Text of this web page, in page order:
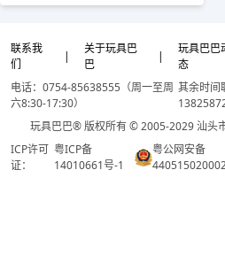
联系我
们
|
关于玩具巴
巴
|
玩具巴巴
态
电话：0754-85638555（周一至周
六8:30-17:30）
其余时间
玩具巴巴® 版权所有 © 2005-2029 汕头
ICP许可
证：
粤ICP备
14010661号-1
粤公网安备